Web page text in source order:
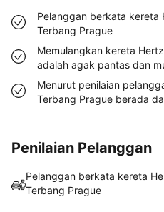
Pelanggan berkata kereta
Terbang Prague
Memulangkan kereta
adalah agak pantas dan
Menurut penilaian
Terbang Prague berada
Penilaian Pelanggan
Pelanggan berkata kereta
Terbang Prague